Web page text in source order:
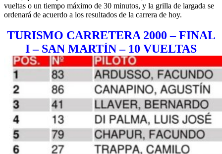
vueltas o un tiempo máximo de 30 minutos, y la grilla de largada se
ordenará de acuerdo a los resultados de la carrera de hoy.
TURISMO CARRETERA 2000 – FINAL
I – SAN MARTÍN – 10 VUELTAS